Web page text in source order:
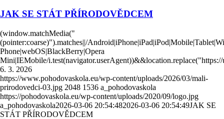
JAK SE STÁT PŘÍRODOVĚDCEM
(window.matchMedia("
(pointer:coarse)").matches||/
Phone|webOS|BlackBerry|Opera
Mini|IEMobile/
6. 3. 2026
https://www.pohodovaskola.eu/wp-content/uploads/2026/03/mali-
prirodovedci-03.jpg 2048 1536 a_pohodovaskola
https://pohodovaskola.eu/wp-content/uploads/2020/09/logo.jpg
a_pohodovaskola2026-03-06 20:54:482026-03-06 20:54:49JAK SE
STÁT PŘÍRODOVĚDCEM